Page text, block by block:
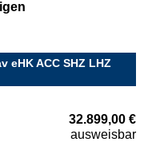
eHK ACC SHZ LHZ
32.899,00 €
ausweisbar